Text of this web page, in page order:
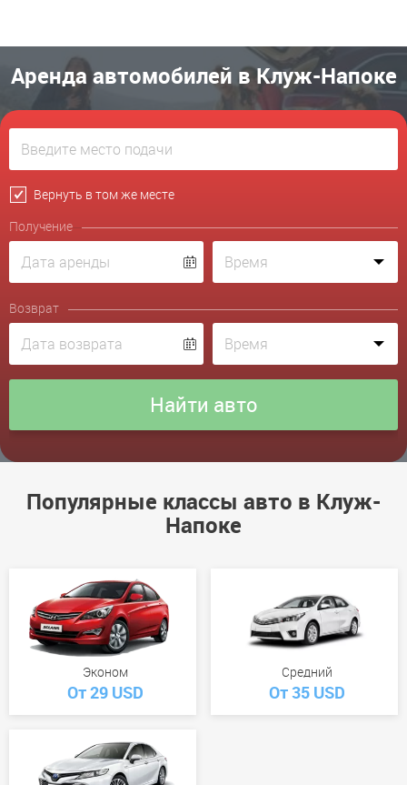
Аренда автомобилей в Клуж-Напоке
Вернуть в том же месте
Получение
Возврат
Популярные классы авто в Клуж-
Напоке
Эконом
От 29 USD
Средний
От 35 USD